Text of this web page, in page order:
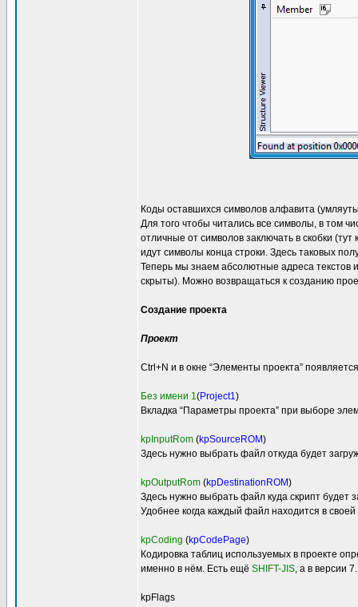
Коды оставшихся символов алфавита
Для того чтобы читались все символы, в том
отличные от символов заключать в скобки
идут символы конца строки. Здесь таковых
Теперь мы знаем абсолютные адреса текстов
скрыты). Можно возвращаться к созданию
Создание проекта
Проект
Ctrl+N и в окне “Элементы проекта”
Без имени 1(Project1)
Вкладка “Параметры проекта” при выборе
kpInputRom (kpSourceROM)
Здесь нужно выбрать файл откуда будет
kpOutputRom (kpDestinationROM)
Здесь нужно выбрать файл куда скрипт
Удобнее когда каждый файл находится в
kpCoding (kpCodePage)
Кодировка таблиц используемых в проекте
именно в нём. Есть ещё SHIFT-JIS, а в версии
kpFlags